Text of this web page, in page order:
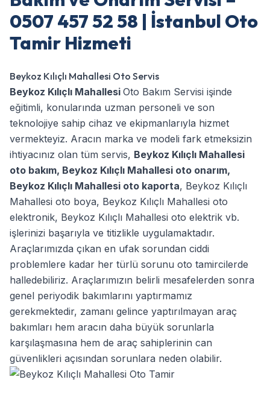
0507 457 52 58 | İstanbul Oto
Tamir Hizmeti
Beykoz Kılıçlı Mahallesi Oto Servis
Beykoz Kılıçlı Mahallesi Oto Bakım Servisi işinde
eğitimli, konularında uzman personeli ve son
teknolojiye sahip cihaz ve ekipmanlarıyla hizmet
vermekteyiz. Aracın marka ve modeli fark etmeksizin
ihtiyacınız olan tüm servis, Beykoz Kılıçlı Mahallesi
oto bakım, Beykoz Kılıçlı Mahallesi oto onarım,
Beykoz Kılıçlı Mahallesi oto kaporta, Beykoz Kılıçlı
Mahallesi oto boya, Beykoz Kılıçlı Mahallesi oto
elektronik, Beykoz Kılıçlı Mahallesi oto elektrik vb.
işlerinizi başarıyla ve titizlikle uygulamaktadır.
Araçlarımızda çıkan en ufak sorundan ciddi
problemlere kadar her türlü sorunu oto tamircilerde
halledebiliriz. Araçlarımızın belirli mesafelerden sonra
genel periyodik bakımlarını yaptırmamız
gerekmektedir, zamanı gelince yaptırılmayan araç
bakımları hem aracın daha büyük sorunlarla
karşılaşmasına hem de araç sahiplerinin can
güvenlikleri açısından sorunlara neden olabilir.